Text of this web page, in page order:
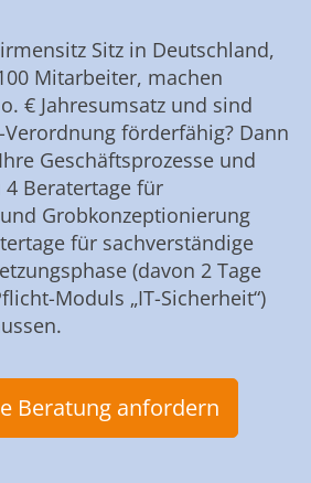
Sitz in Deutschland,
Mitarbeiter, machen
€ Jahresumsatz und sind
förderfähig? Dann
Geschäftsprozesse und
Beratertage für
Grobkonzeptionierung
für sachverständige
(davon 2 Tage
Moduls „IT-Sicherheit“)
Beratung anfordern